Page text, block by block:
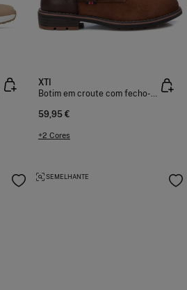
XTI
Botim em croute com fecho-éclair
59,95 €
+2 Cores
SEMELHANTE